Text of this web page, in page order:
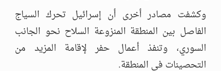
وكشفت مصادر أخرى أن إسرائيل تحرك السياج
الفاصل بين المنطقة المنزوعة السلاح نحو الجانب
السوري، وتنفذ أعمال حفر لإقامة المزيد من
التحصينات في المنطقة.